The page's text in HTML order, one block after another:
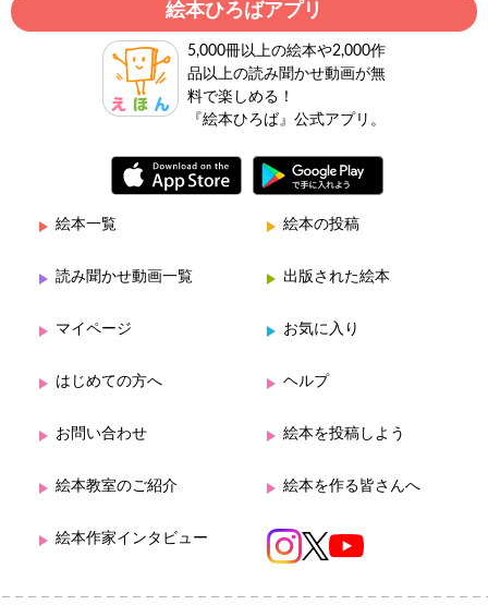
絵本ひろばアプリ
5,000冊以上の絵本や2,000作
品以上の読み聞かせ動画が無
料で楽しめる！
『絵本ひろば』公式アプリ。
絵本一覧 絵本の投稿
読み聞かせ動画一覧 出版された絵本
マイページ お気に入り
はじめての方へ ヘルプ
お問い合わせ 絵本を投稿しよう
絵本教室のご紹介 絵本を作る皆さんへ
絵本作家インタビュー